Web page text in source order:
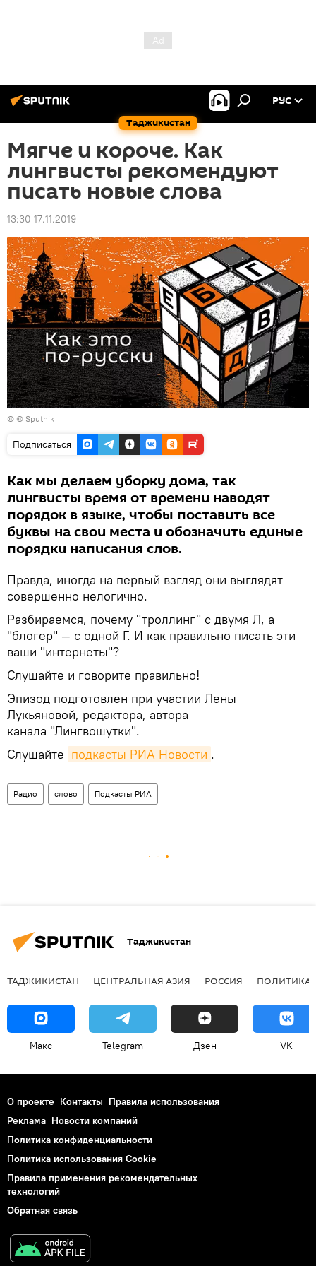
Таджикистан
РУС
Мягче и короче. Как
лингвисты рекомендуют
писать новые слова
13:30 17.11.2019
© © Sputnik
Подписаться
Как мы делаем уборку дома, так
лингвисты время от времени наводят
порядок в языке, чтобы поставить все
буквы на свои места и обозначить единые
порядки написания слов.
Правда, иногда на первый взгляд они выглядят
совершенно нелогично.
Разбираемся, почему "троллинг" с двумя Л, а
"блогер" — с одной Г. И как правильно писать эти
ваши "интернеты"?
Слушайте и говорите правильно!
Эпизод подготовлен при участии Лены
Лукьяновой, редактора, автора
канала "Лингвошутки".
Слушайте подкасты РИА Новости .
Радио слово Подкасты РИА
Таджикистан
ТАДЖИКИСТАН ЦЕНТРАЛЬНАЯ АЗИЯ РОССИЯ ПОЛИТИКА
Макс Telegram Дзен VK
О проекте Контакты Правила использования
Реклама Новости компаний
Политика конфиденциальности
Политика использования Cookie
Правила применения рекомендательных
технологий
Обратная связь